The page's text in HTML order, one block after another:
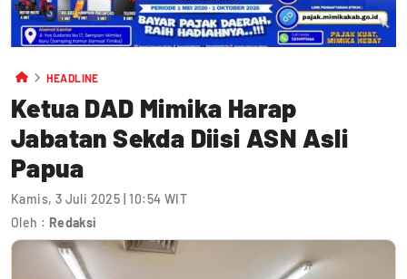
HEADLINE
Ketua DAD Mimika Harap
Jabatan Sekda Diisi ASN Asli
Papua
Kamis, 3 Juli 2025 | 10:54 WIT
Oleh : Redaksi